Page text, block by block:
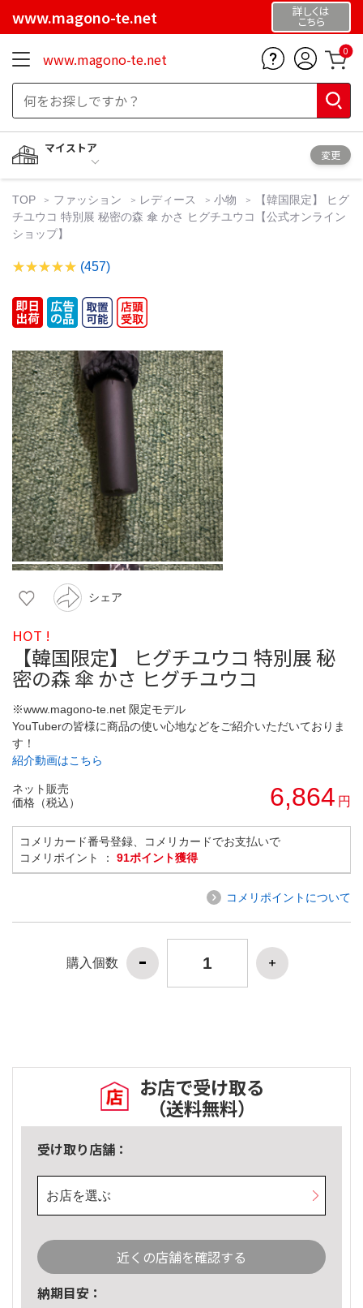
www.magono-te.net 詳しくは
こちら
www.magono-te.net 0
マイストア
変更
TOP ファッション レディース 小物
【韓国限定】 ヒグ
チユウコ 特別展 秘密の森 傘 かさ ヒグチユウコ【公式オンライン
ショップ】
(457)
シェア
HOT !
【韓国限定】 ヒグチユウコ 特別展 秘
密の森 傘 かさ ヒグチユウコ
※www.magono-te.net 限定モデル
YouTuberの皆様に商品の使い心地などをご紹介いただいておりま
す！
紹介動画はこちら
ネット販売
価格（税込）
6,864 円
コメリカード番号登録、コメリカードでお支払いで
コメリポイント ： 91ポイント獲得
コメリポイントについて
購入個数
お店で受け取る
（送料無料）
受け取り店舗：
お店を選ぶ
近くの店舗を確認する
納期目安：